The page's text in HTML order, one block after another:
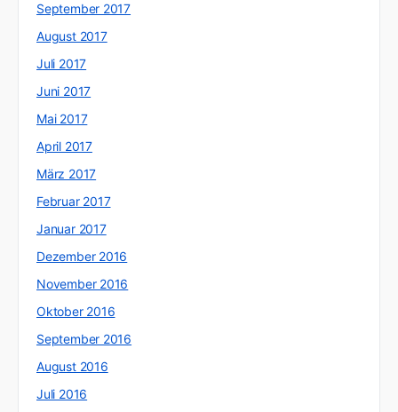
September 2017
August 2017
Juli 2017
Juni 2017
Mai 2017
April 2017
März 2017
Februar 2017
Januar 2017
Dezember 2016
November 2016
Oktober 2016
September 2016
August 2016
Juli 2016